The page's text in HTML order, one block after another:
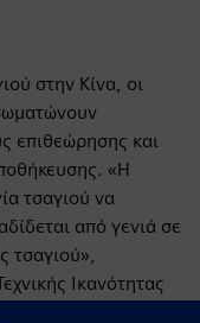
στην Κίνα, οι
επιθεώρησης και
«Η
τσαγιού να
από γενιά σε
τσαγιού»,
Ικανότητας